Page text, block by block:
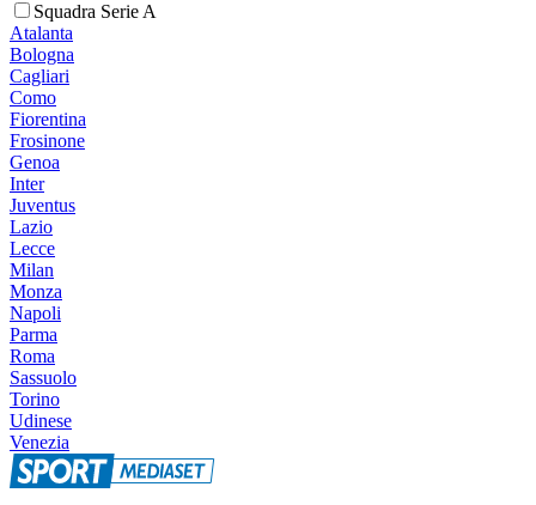
Squadra Serie A
Atalanta
Bologna
Cagliari
Como
Fiorentina
Frosinone
Genoa
Inter
Juventus
Lazio
Lecce
Milan
Monza
Napoli
Parma
Roma
Sassuolo
Torino
Udinese
Venezia